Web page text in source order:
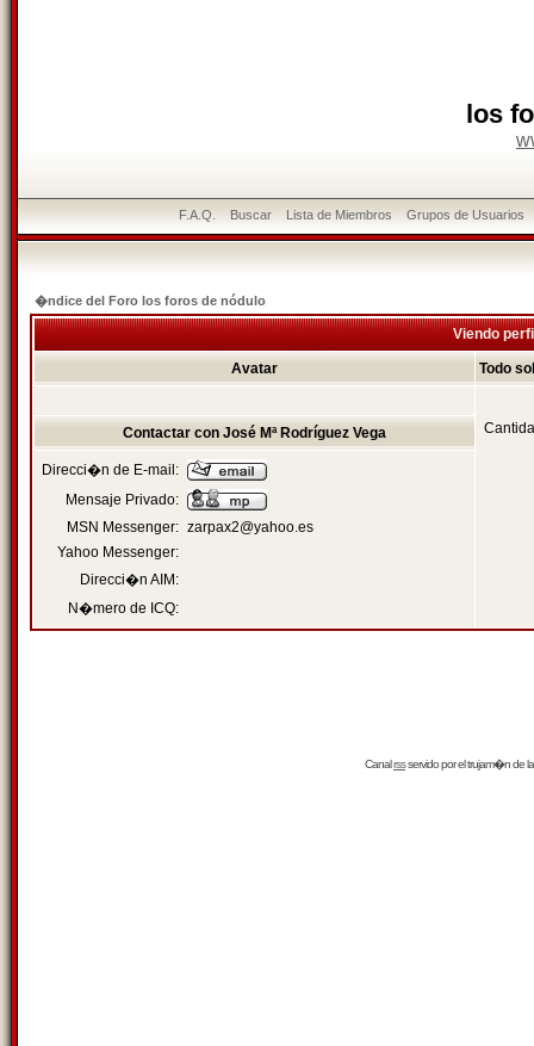
los
F.A.Q. Buscar Lista de Miembros Grupos de Usuarios
�ndice del Foro los foros de nódulo
Viendo
Avatar Todo
Contactar con José Mª Rodríguez Vega
Direcci�n de E-mail:
Mensaje Privado:
MSN Messenger: zarpax2@yahoo.es
Yahoo Messenger:
Direcci�n AIM:
N�mero de ICQ:
Canalrssservido por eltrujam�nde